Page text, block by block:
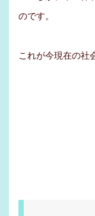
のです。
これが今現在の社